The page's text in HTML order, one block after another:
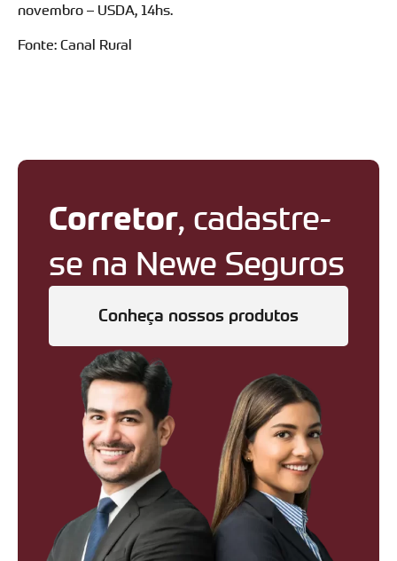
novembro – USDA, 14hs.
Fonte: Canal Rural
Corretor, cadastre-
se na Newe Seguros
Conheça nossos produtos